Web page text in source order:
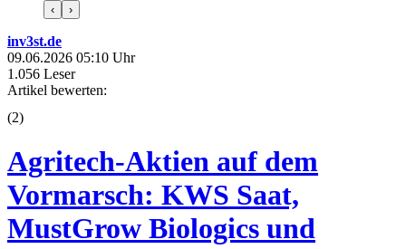
‹ ›
inv3st.de
09.06.2026 05:10 Uhr
1.056 Leser
Artikel bewerten:
(2)
Agritech-Aktien auf dem
Vormarsch: KWS Saat,
MustGrow Biologics und